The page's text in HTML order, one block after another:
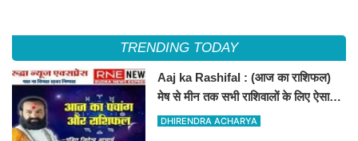
TRENDING TODAY
Aaj ka Rashifal : (आज का राशिफल)
मेष से मीन तक सभी राशिवालों के लिए ऐसा
रहेगा आज का दिन !
DHIRENDRA ACHARYA